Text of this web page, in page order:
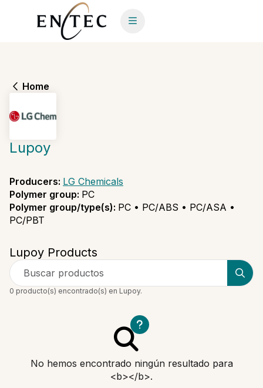
Home
Lupoy
Producers: LG Chemicals
Polymer group: PC
Polymer group/type(s): PC • PC/ABS • PC/ASA •
PC/PBT
Lupoy Products
Buscar productos
0 producto(s) encontrado(s) en Lupoy.
No hemos encontrado ningún resultado para
<b></b>.